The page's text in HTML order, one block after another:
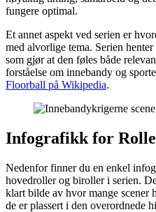
fungere optimal.
Et annet aspekt ved serien er
med alvorlige tema. Serien
som gjør at den føles både
forståelse om innebandy og
Floorball på Wikipedia.
Infografikk for
Nedenfor finner du en enkel
hovedroller og biroller i serien.
klart bilde av hvor mange scener
de er plassert i den overordnede